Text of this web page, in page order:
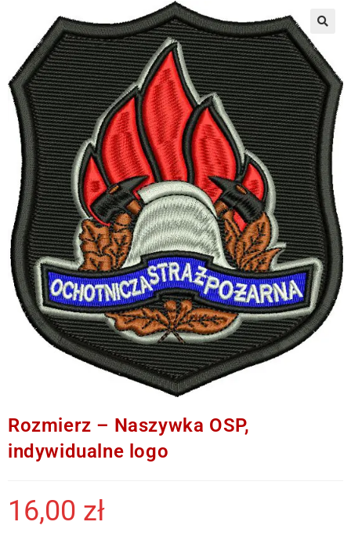
Rozmierz – Naszywka OSP,
indywidualne logo
16,00 zł